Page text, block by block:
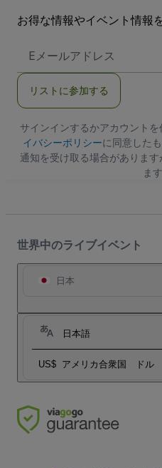
お得な情報やイベント情報
メ
ア
ス
リストに参加する
サインインするかアカウントを
イバシーポリシーに同意した
通知を受け取る場合がありま
ます
世界中のライブイベント
日本
日本語
US$ アメリカ合衆国 ドル